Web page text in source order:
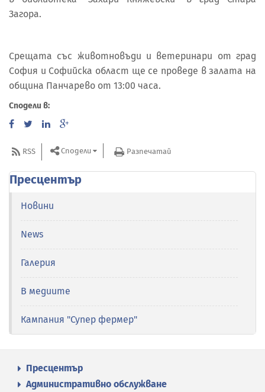
Загора.
Срещата със животновъди и ветеринари от град
София и Софийска област ще се проведе в залата на
община Панчарево от 13:00 часа.
Сподели в:
RSS Сподели Разпечатай
Пресцентър
Новини
News
Галерия
В медиите
Кампания "Супер фермер"
Пресцентър
Административно обслужване